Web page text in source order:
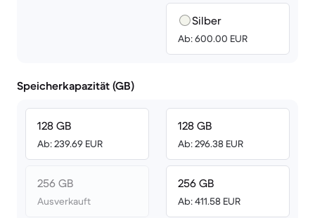
Silber
Ab: 600.00 EUR
Speicherkapazität (GB)
128 GB
Ab: 239.69 EUR
256 GB
Ausverkauft
128 GB
Ab: 296.38 EUR
256 GB
Ab: 411.58 EUR